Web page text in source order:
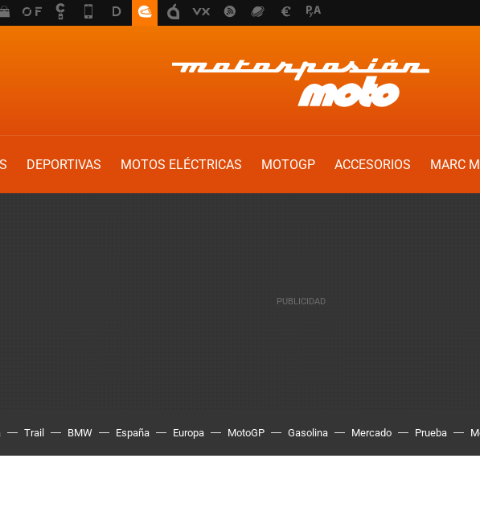
DEPORTIVAS MOTOS ELÉCTRICAS MOTOGP ACCESORIOS
MARC
Trail BMW España Europa MotoGP Gasolina Mercado Prueba